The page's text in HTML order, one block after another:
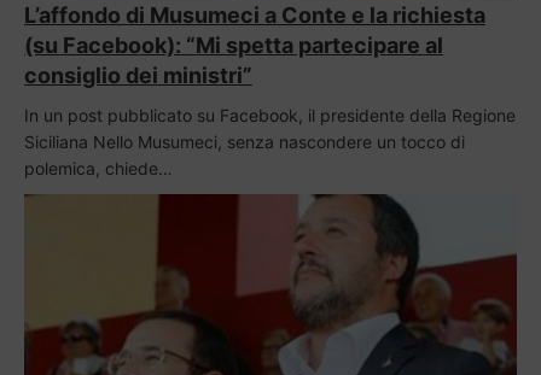
L’affondo di Musumeci a Conte e la richiesta
(su Facebook): “Mi spetta partecipare al
consiglio dei ministri”
In un post pubblicato su Facebook, il presidente della Regione
Siciliana Nello Musumeci, senza nascondere un tocco di
polemica, chiede…